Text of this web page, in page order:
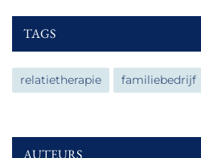
TAGS
relatietherapie familiebedrijf
AUTEURS